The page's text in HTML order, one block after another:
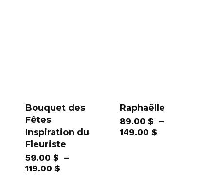
Bouquet des
Fêtes
Inspiration du
Fleuriste
59.00 $ –
119.00 $Plage
Raphaëlle
89.00$ –
149.00$